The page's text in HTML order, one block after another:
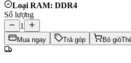
Loại RAM: DDR4
Số lượng
1
Mua ngay Trả góp Bỏ giỏ